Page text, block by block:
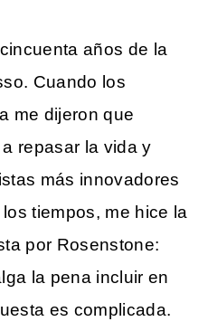
años de la
Cuando los
me dijeron que
repasar la vida y
más innovadores
tiempos, me hice la
por Rosenstone:
la pena incluir en
es complicada.